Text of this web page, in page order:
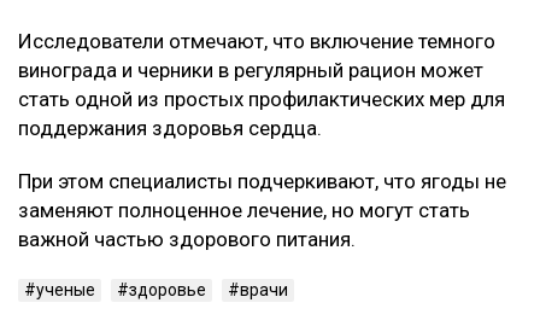
Исследователи отмечают, что включение темного
винограда и черники в регулярный рацион может
стать одной из простых профилактических мер для
поддержания здоровья сердца.
При этом специалисты подчеркивают, что ягоды не
заменяют полноценное лечение, но могут стать
важной частью здорового питания.
ученые здоровье врачи